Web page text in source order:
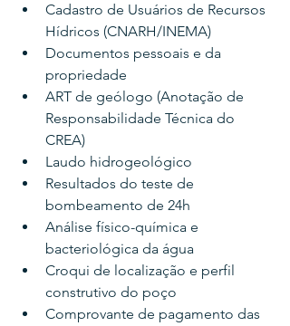
Cadastro de Usuários de Recursos
Hídricos (CNARH/INEMA)
Documentos pessoais e da
propriedade
ART de geólogo (Anotação de
Responsabilidade Técnica do
CREA)
Laudo hidrogeológico
Resultados do teste de
bombeamento de 24h
Análise físico-química e
bacteriológica da água
Croqui de localização e perfil
construtivo do poço
Comprovante de pagamento das